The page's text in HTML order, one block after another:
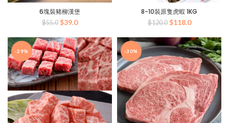
6塊裝豬柳漢堡
$55.0 原
價
格：
$55.0。
$39.0目
價
格：
$39.0。
8-10裝原隻虎蝦 1KG
$120.0 原
價
格：
$120.0。
$118.0目
價
格：
$118.0。
-29% -30%